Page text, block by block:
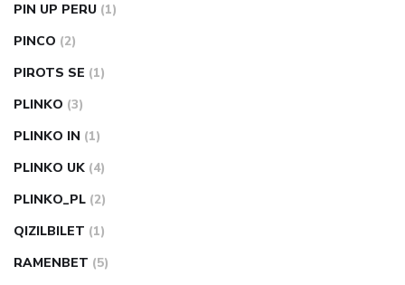
PIN UP PERU (1)
PINCO (2)
PIROTS SE (1)
PLINKO (3)
PLINKO IN (1)
PLINKO UK (4)
PLINKO_PL (2)
QIZILBILET (1)
RAMENBET (5)